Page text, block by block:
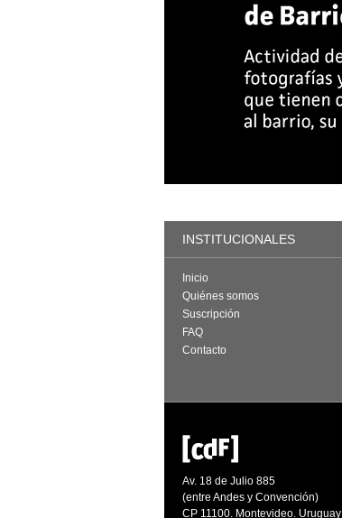
INSTITUCIONALES
Inicio
Quiénes somos
Suscripción
FAQ
Contacto
Av. 18 de Julio 885
(entre Andes y Convención)
CP 11100. Montevideo. Uruguay